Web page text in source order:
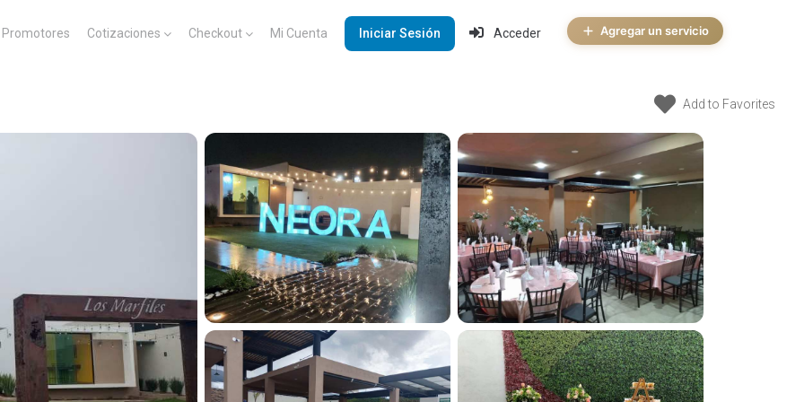
Promotores Cotizaciones Checkout Mi Cuenta Iniciar Sesión Acceder Agregar un servicio
Add to Favorites